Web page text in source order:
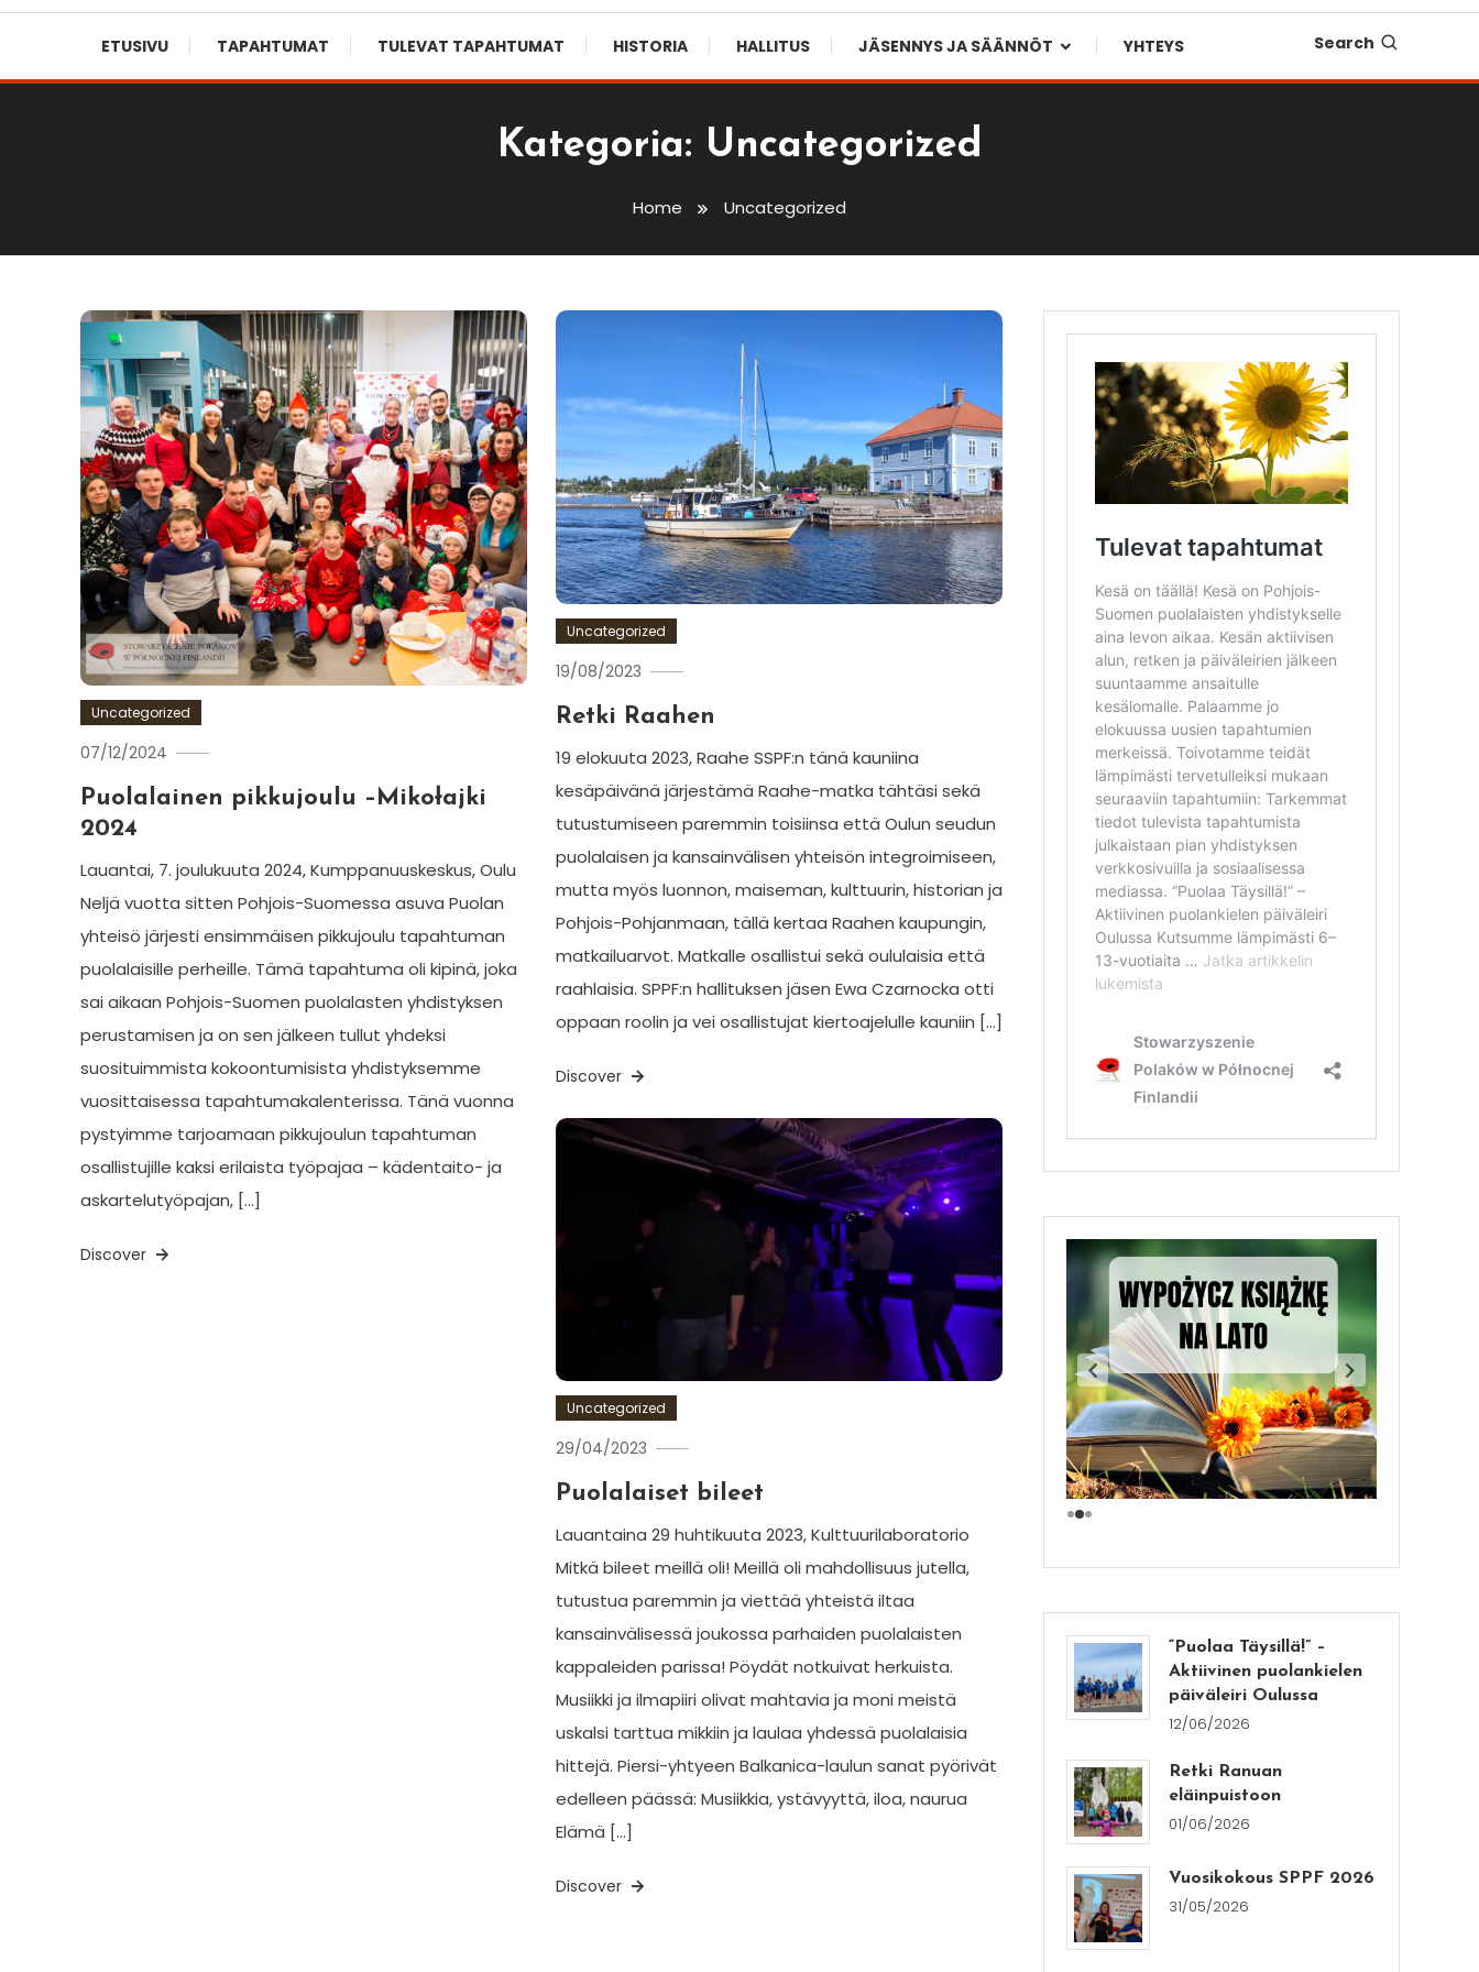
ETUSIVU TAPAHTUMAT TULEVAT TAPAHTUMAT HISTORIA HALLITUS JÄSENNYS JA SÄÄNNÖT YHTEYS Search
Kategoria: Uncategorized
Home Uncategorized
Uncategorized
07/12/2024
Hildén
Puolalainen pikkujoulu –Mikołajki
2024
Lauantai, 7. joulukuuta 2024, Kumppanuuskeskus, Oulu
Neljä vuotta sitten Pohjois-Suomessa asuva Puolan
yhteisö järjesti ensimmäisen pikkujoulu tapahtuman
puolalaisille perheille. Tämä tapahtuma oli kipinä, joka
sai aikaan Pohjois-Suomen puolalasten yhdistyksen
perustamisen ja on sen jälkeen tullut yhdeksi
suosituimmista kokoontumisista yhdistyksemme
vuosittaisessa tapahtumakalenterissa. Tänä vuonna
pystyimme tarjoamaan pikkujoulun tapahtuman
osallistujille kaksi erilaista työpajaa – kädentaito- ja
askartelutyöpajan, […]
Discover
Uncategorized
19/08/2023
Retki Raahen
19 elokuuta 2023, Raahe SSPF:n tänä kauniina
kesäpäivänä järjestämä Raahe-matka tähtäsi sekä
tutustumiseen paremmin toisiinsa että Oulun seudun
puolalaisen ja kansainvälisen yhteisön integroimiseen,
mutta myös luonnon, maiseman, kulttuurin, historian ja
Pohjois-Pohjanmaan, tällä kertaa Raahen kaupungin,
matkailuarvot. Matkalle osallistui sekä oululaisia että
raahlaisia. SPPF:n hallituksen jäsen Ewa Czarnocka otti
oppaan roolin ja vei osallistujat kiertoajelulle kauniin […]
Discover
Uncategorized
29/04/2023
Hildén
Puolalaiset bileet
Lauantaina 29 huhtikuuta 2023, Kulttuurilaboratorio
Mitkä bileet meillä oli! Meillä oli mahdollisuus jutella,
tutustua paremmin ja viettää yhteistä iltaa
kansainvälisessä joukossa parhaiden puolalaisten
kappaleiden parissa! Pöydät notkuivat herkuista.
Musiikki ja ilmapiiri olivat mahtavia ja moni meistä
uskalsi tarttua mikkiin ja laulaa yhdessä puolalaisia
hittejä. Piersi-yhtyeen Balkanica-laulun sanat pyörivät
edelleen päässä: Musiikkia, ystävyyttä, iloa, naurua
Elämä […]
Discover
“Puolaa Täysillä!” –
Aktiivinen puolankielen
päiväleiri Oulussa
12/06/2026
Retki Ranuan
eläinpuistoon
01/06/2026
Vuosikokous SPPF 2026
31/05/2026